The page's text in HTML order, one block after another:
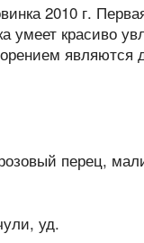
2010 г.
красиво
являются
перец,
уд.